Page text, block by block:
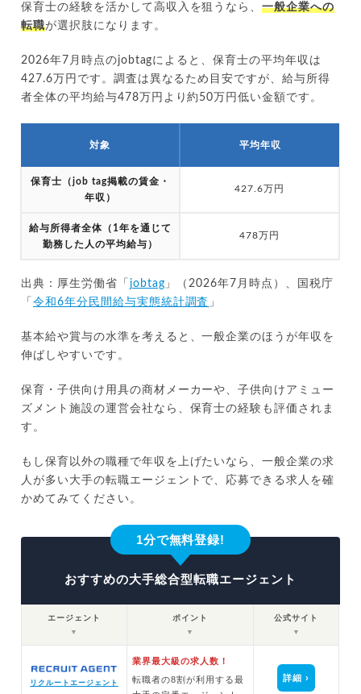
保育士の経験を活かして高収入を狙うなら、一般企業への
転職が選択肢になります。
2026年7月時点のjobtagによると、保育士の平均年収は
427.6万円です。調査は異なるため目安ですが、給与所得
者全体の平均給与478万円より約50万円低い金額です。
対象 平均年収
保育士（job tag掲載の賃金・
年収）
427.6万円
給与所得者全体（1年を通じて
勤務した人の平均給与）
478万円
出典：厚生労働省「 jobtag 」（2026年7月時点）、国税庁
「令和6年分民間給与実態統計調査 」
基本給や賞与の水準を考えると、一般企業のほうが年収を
伸ばしやすいです。
保育・子供向け用具の商材メーカーや、子供向けアミュー
ズメント施設の運営会社なら、保育士の経験も評価されま
す。
もし保育以外の職種で年収を上げたいなら、一般企業の求
人が多い大手の転職エージェントで、応募できる求人を確
かめてみてください。
1分で無料登録!
おすすめの大手総合型転職エージェント
エージェント
▼
ポイント
▼
公式サイト
▼
リクルートエージェント
業界最大級の求人数！
転職者の8割が利用する最
詳細